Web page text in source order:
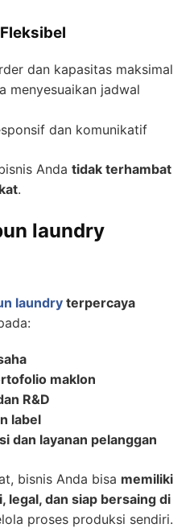
dan kapasitas maksimal
menyesuaikan jadwal
dan komunikatif
Anda tidak terhambat
.
laundry
laundry terpercaya
maklon
R&D
label
dan layanan pelanggan
bisnis Anda bisa memiliki
legal, dan siap bersaing di
proses produksi sendiri.